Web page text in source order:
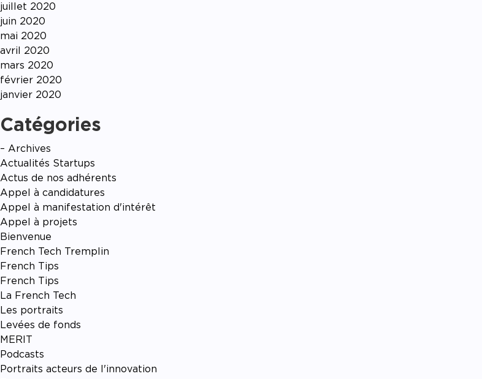
juillet 2020
juin 2020
mai 2020
avril 2020
mars 2020
février 2020
janvier 2020
Catégories
– Archives
Actualités Startups
Actus de nos adhérents
Appel à candidatures
Appel à manifestation d'intérêt
Appel à projets
Bienvenue
French Tech Tremplin
French Tips
French Tips
La French Tech
Les portraits
Levées de fonds
MERIT
Podcasts
Portraits acteurs de l'innovation